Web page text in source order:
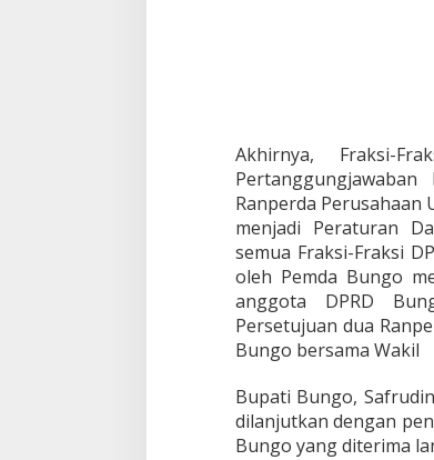
b
u
n
g
o
t
e
r
h
a
d
p
r
a
Akhirnya, Fraksi-
Ranperda Perusahaan
menjadi Peraturan
semua Fraksi-Fraksi
oleh Pemda Bungo
anggota DPRD
Persetujuan dua
Bungo bersama Wakil
Bupati Bungo,
dilanjutkan dengan
Bungo yang diterima